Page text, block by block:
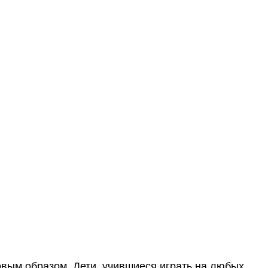
образом. Дети, учившиеся играть на любых